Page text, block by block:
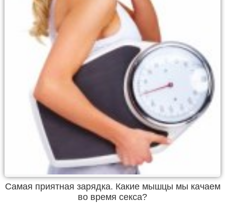
Самая приятная зарядка. Какие мышцы мы качаем
во время секса?